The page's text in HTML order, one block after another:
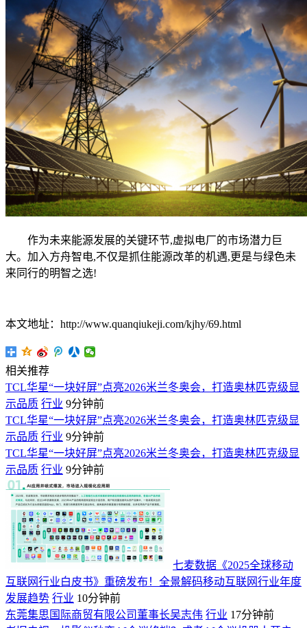
作为未来能源发展的关键环节,虚拟电厂的市场潜力巨
大。加入方舟智电,不仅是抓住能源改革的机遇,更是与绿色未
来同行的明智之选!
本文地址：http://www.quanqiukeji.com/kjhy/69.html
相关推荐
TCL华星“一块好屏”点亮2026米兰冬奥会，打造奥林匹克级显
示品质 行业 9分钟前
TCL华星“一块好屏”点亮2026米兰冬奥会，打造奥林匹克级显
示品质 行业 9分钟前
TCL华星“一块好屏”点亮2026米兰冬奥会，打造奥林匹克级显
示品质 行业 9分钟前
七麦数据《2025全球移动
互联网行业白皮书》重磅发布！全景解码移动互联网行业年度
发展趋势 行业 10分钟前
东莞集思国际商贸有限公司董事长吴志伟 行业 17分钟前